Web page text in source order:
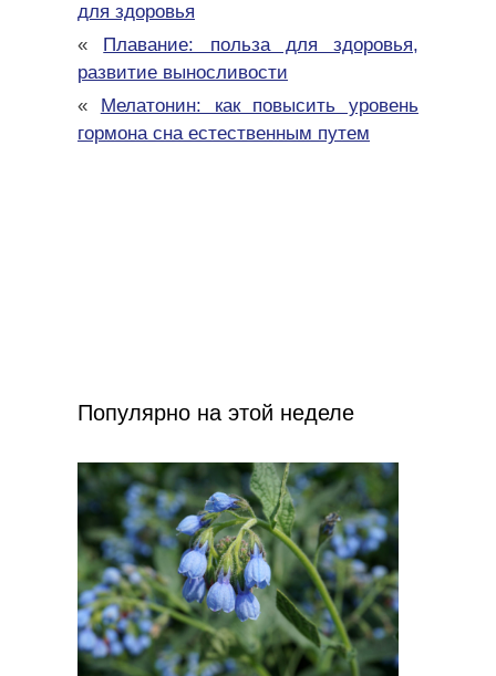
для здоровья
«
Плавание: польза для здоровья,
развитие выносливости
«
Мелатонин: как повысить уровень
гормона сна естественным путем
Популярно на этой неделе